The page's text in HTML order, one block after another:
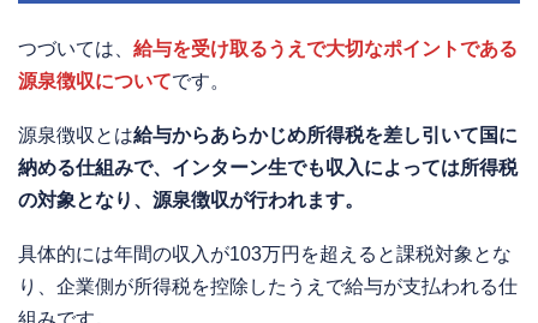
つづいては、 給与を受け取るうえで大切なポイントである
源泉徴収についてです。
源泉徴収とは給与からあらかじめ所得税を差し引いて国に
納める仕組みで、インターン生でも収入によっては所得税
の対象となり、源泉徴収が行われます。
具体的には年間の収入が103万円を超えると課税対象とな
り、企業側が所得税を控除したうえで給与が支払われる仕
組みです。